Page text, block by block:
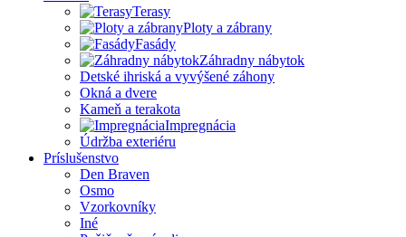
Terasy
Ploty a zábrany
Fasády
Záhradny nábytok
Detské ihriská a vyvýšené záhony
Okná a dvere
Kameň a terakota
Impregnácia
Údržba exteriéru
Príslušenstvo
Den Braven
Osmo
Vzorkovníky
Iné